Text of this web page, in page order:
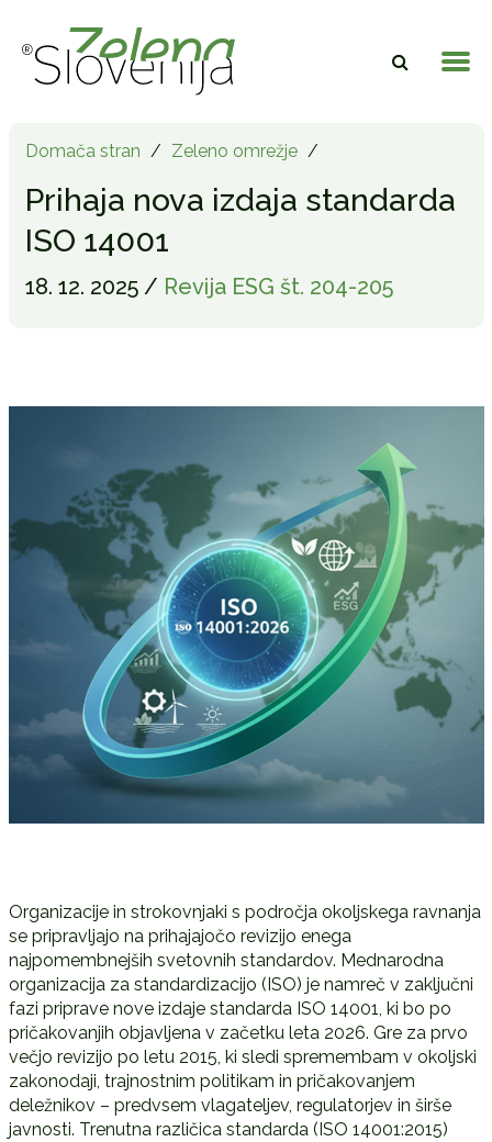
Domača stran / Zeleno omrežje /
Prihaja nova izdaja standarda
ISO 14001
18. 12. 2025 / Revija ESG št. 204-205
Organizacije in strokovnjaki s področja okoljskega ravnanja
se pripravljajo na prihajajočo revizijo enega
najpomembnejših svetovnih standardov. Mednarodna
organizacija za standardizacijo (ISO) je namreč v zaključni
fazi priprave nove izdaje standarda ISO 14001, ki bo po
pričakovanjih objavljena v začetku leta 2026. Gre za prvo
večjo revizijo po letu 2015, ki sledi spremembam v okoljski
zakonodaji, trajnostnim politikam in pričakovanjem
deležnikov – predvsem vlagateljev, regulatorjev in širše
javnosti. Trenutna različica standarda (ISO 14001:2015)